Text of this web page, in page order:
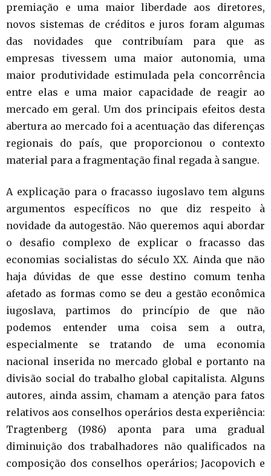
premiação e uma maior liberdade aos diretores,
novos sistemas de créditos e juros foram algumas
das novidades que contribuíam para que as
empresas tivessem uma maior autonomia, uma
maior produtividade estimulada pela concorrência
entre elas e uma maior capacidade de reagir ao
mercado em geral. Um dos principais efeitos desta
abertura ao mercado foi a acentuação das diferenças
regionais do país, que proporcionou o contexto
material para a fragmentação final regada à sangue.
A explicação para o fracasso iugoslavo tem alguns
argumentos específicos no que diz respeito à
novidade da autogestão. Não queremos aqui abordar
o desafio complexo de explicar o fracasso das
economias socialistas do século XX. Ainda que não
haja dúvidas de que esse destino comum tenha
afetado as formas como se deu a gestão econômica
iugoslava, partimos do princípio de que não
podemos entender uma coisa sem a outra,
especialmente se tratando de uma economia
nacional inserida no mercado global e portanto na
divisão social do trabalho global capitalista. Alguns
autores, ainda assim, chamam a atenção para fatos
relativos aos conselhos operários desta experiência:
Tragtenberg (1986) aponta para uma gradual
diminuição dos trabalhadores não qualificados na
composição dos conselhos operários; Jacopovich e